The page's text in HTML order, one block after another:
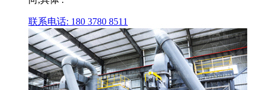
联系电话: 180 3780 8511